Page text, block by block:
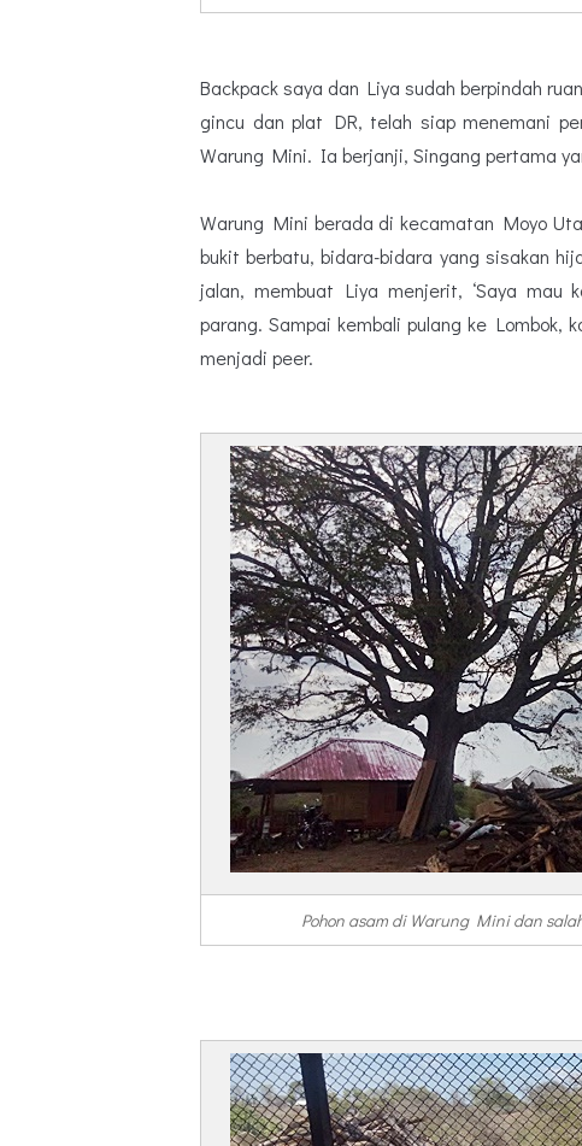
Backpack saya dan Liya sudah berpindah
gincu dan plat DR, telah siap menemani
Warung Mini. Ia berjanji, Singang pertama
Warung Mini berada di kecamatan Moyo
bukit berbatu, bidara-bidara yang sisakan
jalan, membuat Liya menjerit, ‘Saya mau
parang. Sampai kembali pulang ke Lombok,
menjadi peer.
Pohon asam di Warung Mini dan